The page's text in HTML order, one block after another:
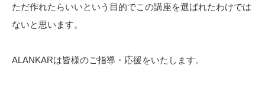
ただ作れたらいいという目的でこの講座を選ばれたわけでは
ないと思います。
ALANKARは皆様のご指導・応援をいたします。